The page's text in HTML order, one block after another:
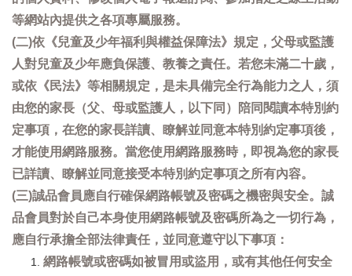
等網站內提供之各項專屬服務。
(二)依《兒童及少年福利與權益保障法》規定，父母或監護
人對兒童及少年應負保護、教養之責任。若您未滿二十歲，
或依《民法》等相關規定，是未具備完全行為能力之人，須
由您的家長（父、母或監護人，以下同）陪同閱讀本特別約
定事項，在您的家長詳讀、瞭解並同意本特別約定事項後，
才能使用網路服務。當您使用網路服務時，即視為您的家長
已詳讀、瞭解並同意接受本特別約定事項之所有內容。
(三)誠品會員應自行確保網路帳號及密碼之機密與安全。誠
品會員對於自己本身使用網路帳號及密碼所為之一切行為，
應自行承擔全部法律責任，並同意遵守以下事項：
網路帳號或密碼如被冒用或盜用，或有其他任何安全